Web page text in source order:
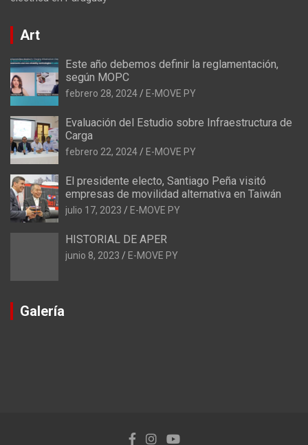
Art
Este año debemos definir la reglamentación,
según MOPC
febrero 28, 2024 E-MOVE PY
Evaluación del Estudio sobre Infraestructura de
Carga
febrero 22, 2024 E-MOVE PY
El presidente electo, Santiago Peña visitó
empresas de movilidad alternativa en Taiwán
julio 17, 2023 E-MOVE PY
HISTORIAL DE APER
junio 8, 2023 E-MOVE PY
Galería